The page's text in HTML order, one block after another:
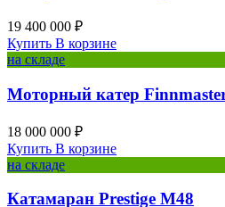
19 400 000 ₽
Купить В корзине
на складе
Моторный катер
18 000 000 ₽
Купить В корзине
на складе
Катамаран Prestige M48